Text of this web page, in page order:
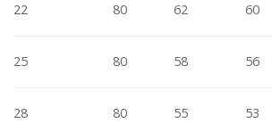
22 80 62 60
25 80 58 56
28 80 55 53